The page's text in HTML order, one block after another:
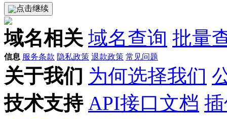
点击继续
域名相关 域名查询 批量
信息 服务条款 隐私政策 退款政策 常见问题
关于我们 为何选择我们
技术支持 API接口文档